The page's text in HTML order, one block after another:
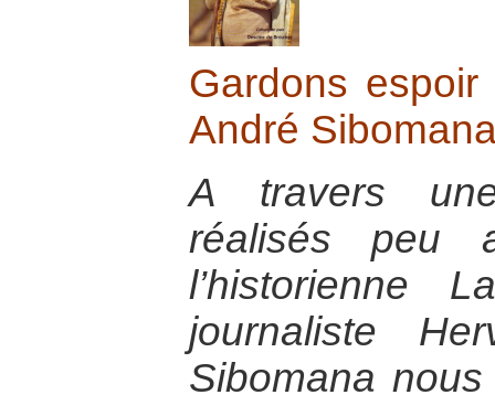
Gardons
André
A travers
réalisés peu
l’historienne
journaliste
Sibomana